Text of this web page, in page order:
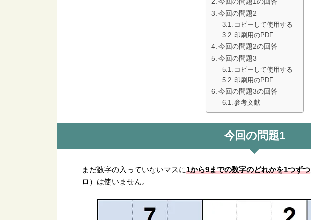
今回の問題2
コピーして使用する
印刷用のPDF
今回の問題2の回答
今回の問題3
コピーして使用する
印刷用のPDF
今回の問題3の回答
参考文献
今回の問題1
まだ数字の入っていないマスに1から9までの数字のどれかを1つずつ
ロ）は使いません。